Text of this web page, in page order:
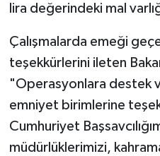
lira değerindeki mal
Çalışmalarda emeği
teşekkürlerini ileten
"Operasyonlara destek
emniyet birimlerine
Cumhuriyet
müdürlüklerimizi,